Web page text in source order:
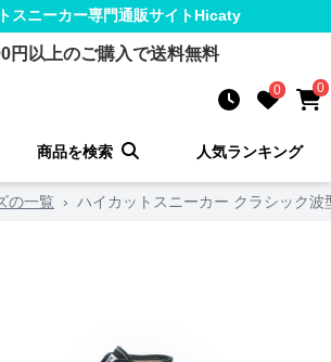
スニーカー専門通販サイトHicaty
円以上のご購入で送料無料
0 0
商品を検索 人気ランキング
の一覧 › ハイカットスニーカー クラシック